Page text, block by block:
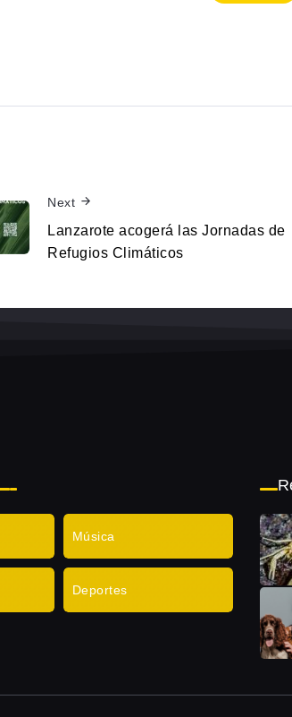
Next
Lanzarote acogerá las Jornadas de
Refugios Climáticos
Música
Deportes